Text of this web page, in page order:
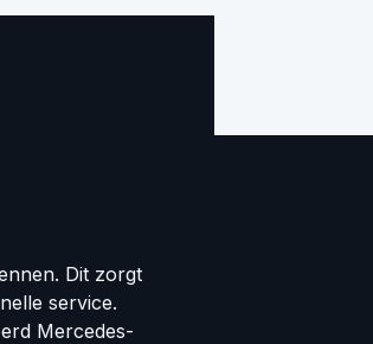
Dit zorgt
service.
Mercedes-